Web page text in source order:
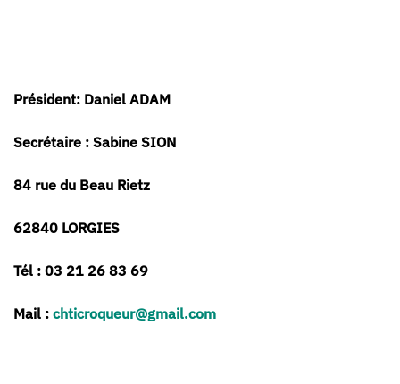
Président: Daniel ADAM
Secrétaire : Sabine SION
84 rue du Beau Rietz
62840 LORGIES
Tél : 03 21 26 83 69
Mail : chticroqueur@gmail.com